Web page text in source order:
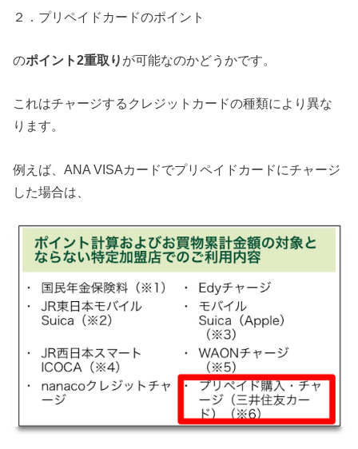
２．プリペイドカードのポイント
のポイント2重取り が可能なのかどうかです。
これはチャージするクレジットカードの種類により異な
ります。
例えば、ANA VISAカードでプリペイドカードにチャージ
した場合は、